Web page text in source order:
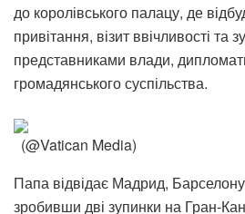
до королівського палацу, де
привітання, візит ввічливості та
представниками влади,
громадянського суспільства.
(@Vatican Media)
Папа відвідає Мадрид,
зробивши дві зупинки на Гран-